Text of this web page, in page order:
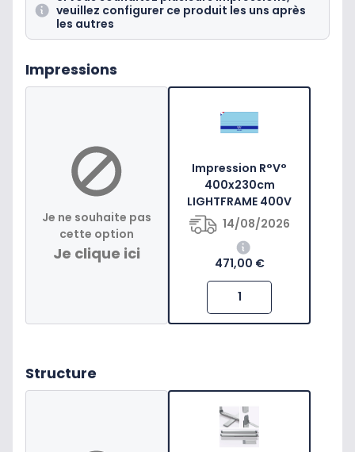
veuillez configurer ce produit les uns après
les autres
Impressions
Je ne souhaite pas
cette option
Je clique ici
Impression R°V°
400x230cm
LIGHTFRAME 400V
14/08/2026
471,00 €
Structure